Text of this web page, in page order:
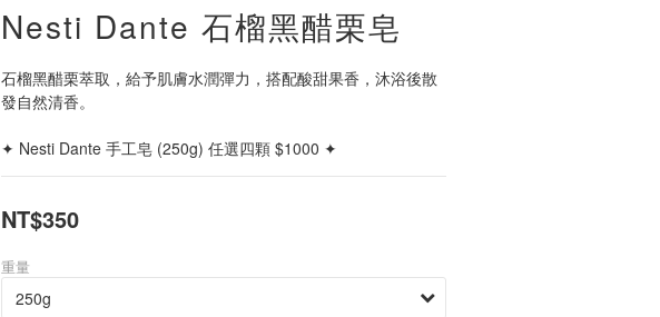
Nesti Dante 石榴黑醋栗皂
石榴黑醋栗萃取，給予肌膚水潤彈力，搭配酸甜果香，沐浴後散
發自然清香。
✦ Nesti Dante 手工皂 (250g) 任選四顆 $1000 ✦
NT$350
重量